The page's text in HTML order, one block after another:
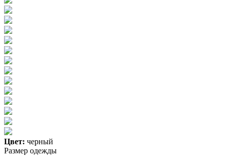
Цвет: черный
Размер одежды